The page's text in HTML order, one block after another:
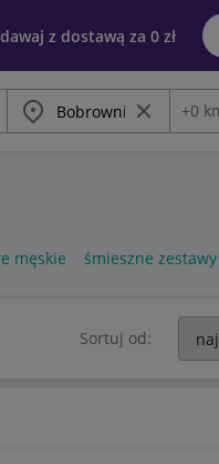
z dostawą za 0 zł
Miasto Wyczyść
+0
męskie śmieszne
Sortuj od: